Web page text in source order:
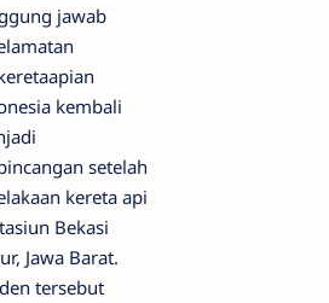
jawab
kembali
setelah
kereta api
Bekasi
Jawa Barat.
tersebut